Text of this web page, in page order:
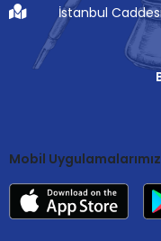
İstanbul
Mobil Uygulamalarımız